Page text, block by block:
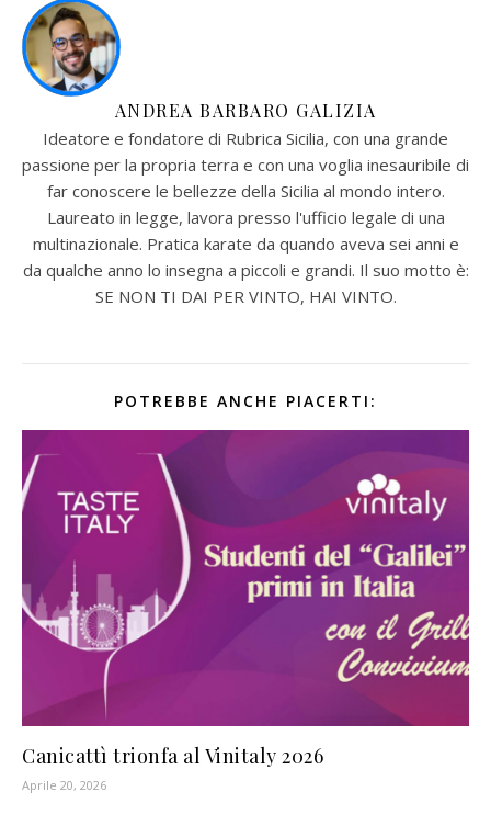
ANDREA BARBARO GALIZIA
Ideatore e fondatore di Rubrica Sicilia, con una grande
passione per la propria terra e con una voglia inesauribile di
far conoscere le bellezze della Sicilia al mondo intero.
Laureato in legge, lavora presso l'ufficio legale di una
multinazionale. Pratica karate da quando aveva sei anni e
da qualche anno lo insegna a piccoli e grandi. Il suo motto è:
SE NON TI DAI PER VINTO, HAI VINTO.
POTREBBE ANCHE PIACERTI:
Canicattì trionfa al Vinitaly 2026
Aprile 20, 2026